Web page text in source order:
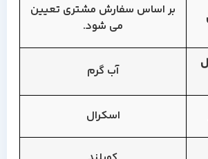
بر اساس سفارش مشتری تعیین
می شود.
آب گرم
اسکرال